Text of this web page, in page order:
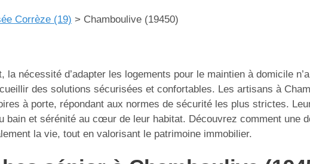
Corrèze (19) > Chamboulive (19450)
nécessité d’adapter les logements pour le maintien à domicile
des solutions sécurisées et confortables. Les artisans à
à porte, répondant aux normes de sécurité les plus strictes.
bain et sérénité au cœur de leur habitat. Découvrez comment une
la vie, tout en valorisant le patrimoine immobilier.